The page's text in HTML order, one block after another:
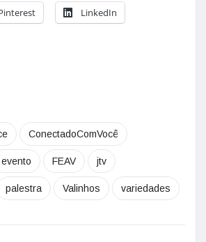
LinkedIn
ConectadoComVocê
evento FEAV jtv
palestra Valinhos variedades